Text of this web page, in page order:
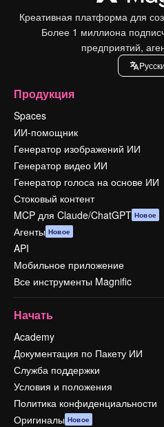
Креативная платформа для
Более 1 миллиона
предприятий,
Продукция
Spaces
ИИ-помощник
Генератор изображений ИИ
Генератор видео ИИ
Генератор голоса на основе ИИ
Стоковый контент
MCP для Claude/ChatGPT Новое
Агенты Новое
API
Мобильное приложение
Все инструменты Magnific
Начать
Academy
Документация по Пакету ИИ
Служба поддержки
Условия и положения
Политика конфиденциальности
Оригиналы Новое